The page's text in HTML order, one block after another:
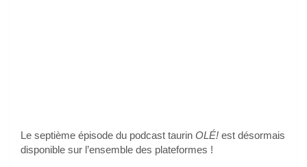
Le septième épisode du podcast taurin OLÉ! est désormais
disponible sur l’ensemble des plateformes !